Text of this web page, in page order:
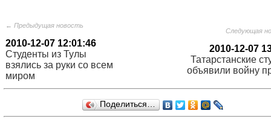
← Предыдущая новость
2010-12-07 12:01:46
Студенты из Тулы
взялись за руки со всем
миром
Следующая
2010-12-07
Татарстанские
объявили войну
Поделиться…